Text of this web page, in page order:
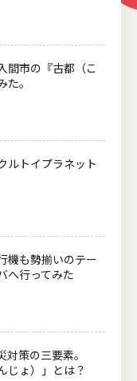
間市の『古都（こ
た。
ルトイプラネット
機も勢揃いのテー
へ行ってみた
対策の三要素。
じょ）」とは？